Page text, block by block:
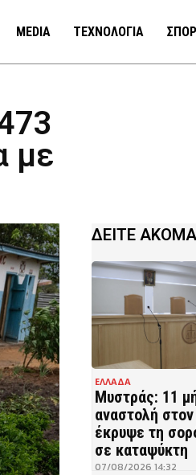
MEDIA ΤΕΧΝΟΛΟΓΙΑ ΣΠΟΡ
με
ΔΕΙΤΕ ΑΚΟΜΑ
ΕΛΛΑΔΑ
Μυστράς: 11
αναστολή
έκρυψε τη
σε καταψύκτη
07/08/2026 14:32